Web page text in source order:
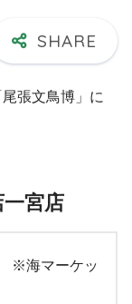
張文鳥博」に
宮店
※海マーケッ